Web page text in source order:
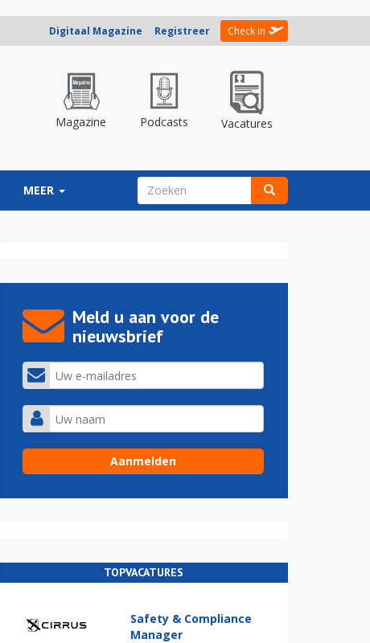
Digitaal Magazine Registreer Check in
Magazine Podcasts Vacatures
MEER ZOEKVELD
Meld u aan voor de
nieuwsbrief
TOPVACATURES
Safety & Compliance
Manager